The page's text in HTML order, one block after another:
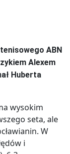
ABN
Alexem
Huberta
wysokim
seta, ale
W
i